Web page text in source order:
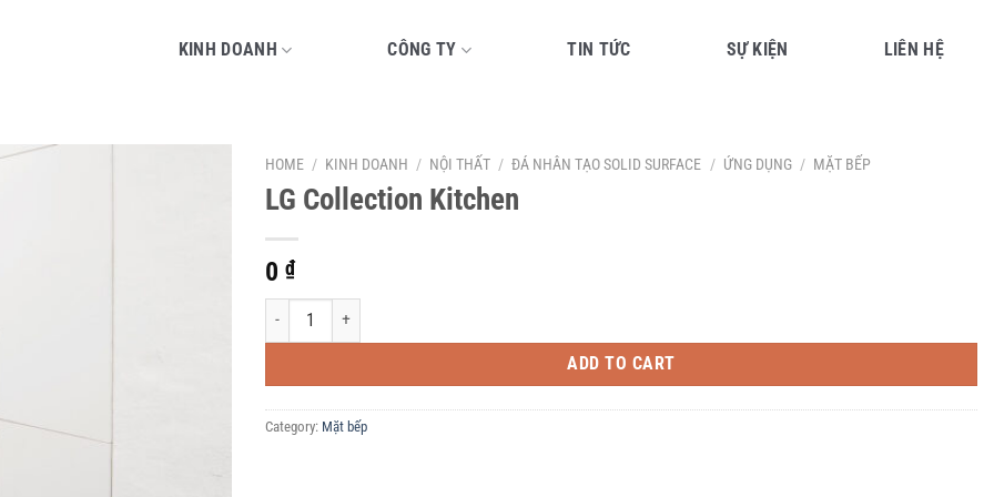
KINH DOANH CÔNG TY TIN TỨC SỰ KIỆN LIÊN HỆ
HOME / KINH DOANH / NỘI THẤT / ĐÁ NHÂN TẠO SOLID SURFACE / ỨNG DỤNG / MẶT BẾP
LG Collection Kitchen
0 ₫
LG Collection Kitchen quantity
ADD TO CART
Category: Mặt bếp